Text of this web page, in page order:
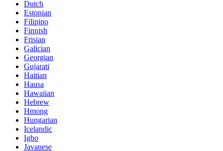
Dutch
Estonian
Filipino
Finnish
Frisian
Galician
Georgian
Gujarati
Haitian
Hausa
Hawaiian
Hebrew
Hmong
Hungarian
Icelandic
Igbo
Javanese